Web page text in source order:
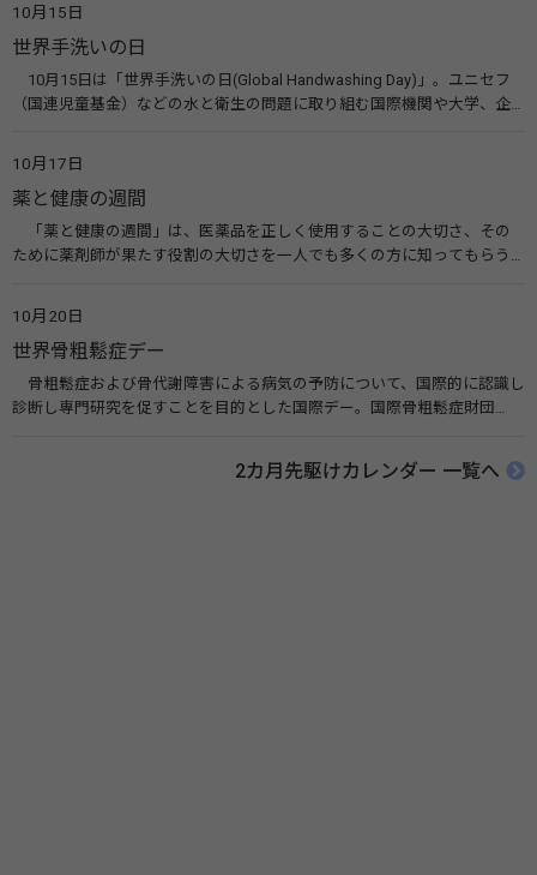
す。 関連リンク 世界メンタルヘルスデー（厚生労働省） 働く人のメンタ
ルヘルス・ポータルサイト「こころの耳」（厚生労働省）
10月15日
世界手洗いの日
10月15日は「世界手洗いの日(Global Handwashing Day)」。ユニセフ
（国連児童基金）などの水と衛生の問題に取り組む国際機関や大学、企
10月17日
薬と健康の週間
「薬と健康の週間」は、医薬品を正しく使用することの大切さ、その
ために薬剤師が果たす役割の大切さを一人でも多くの方に知ってもらう
伝えたい！薬との付き合い方」（保健指導リソースガイド）
10月20日
世界骨粗鬆症デー
骨粗鬆症および骨代謝障害による病気の予防について、国際的に認識し
診断し専門研究を促すことを目的とした国際デー。国際骨粗鬆症財団
法人 骨粗鬆症財団 世界骨粗鬆症デー（WOD）2カ月先駆けカレンダー 一覧へ